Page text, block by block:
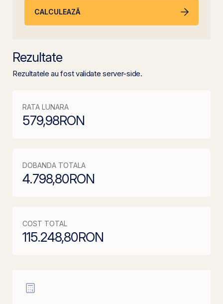
CALCULEAZĂ
Rezultate
Rezultatele au fost validate server-side.
RATA LUNARA
579,98RON
DOBANDA TOTALA
4.798,80RON
COST TOTAL
115.248,80RON